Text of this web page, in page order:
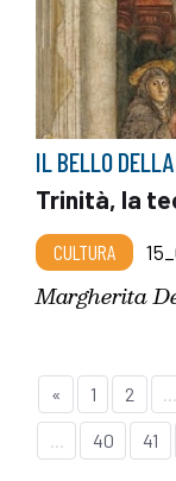
IL BELLO
Trinità, la
CULTURA
Margherita
« 1 2 ...
... 40 41